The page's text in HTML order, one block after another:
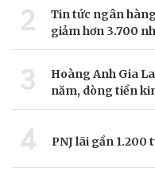
2
Tin tức ngân
giảm hơn 3.700
3
Hoàng Anh Gia
năm, dòng tiền
4 PNJ lãi gần 1.200